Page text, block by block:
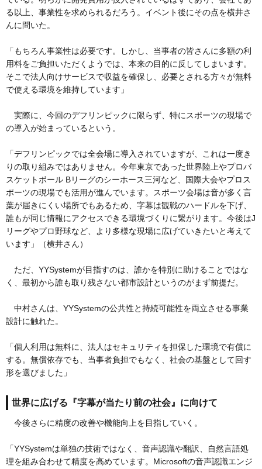
る以上、事業性を求められるだろう。イベント後にその点を横井さ
んに問いた。
「もちろん事業性は必要です。しかし、当事者の皆さんに多額の利
用料をご負担いただくようでは、本来の目的に反してしまいます。
そこで法人向けサービスで収益を確保し、必要とされる方々が無料
で使える環境を維持しています」
実際に、今回のデフリンピックに限らず、特にスポーツの現場で
の導入が始まっているという。
「デフリンピックでは全会場に導入されていますが、これは一度き
りの取り組みではありません。今年東京であった世界陸上やプロバ
スケットボール Bリーグのシーホース三河など、国際大会やプロス
ポーツの現場でも活用が進んでいます。スポーツ会場は音が多く言
葉が届きにくい場所でもあるため、字幕は観戦のハードルを下げ、
誰もが同じ情報にアクセスできる環境づくりに繋がります。今後はJ
リーグやプロ野球など、より多様な現場に広げていきたいと考えて
います」（横井さん）
ただ、YYSystemが目指すのは、誰かを特別に助けることではな
く、最初から誰も取り残さない都市設計というのがまず前提だ。
中村さんは、YYSystemの公共性と持続可能性を両立させる事業
設計に触れた。
「個人利用は無料に、法人はセキュリティを担保した環境で有償に
する。無償依存でも、当事者負担でもなく、社会の基盤として回す
形を選びました」
世界に広げる『字幕が当たり前の社会』に向けて
今後さらに精度の改善や機能向上を目指していく。
「YYSystemは単独の技術ではなく、音声認識や翻訳、自然言語処
理を組み合わせて精度を高めています。Microsoftの音声認識エンジ